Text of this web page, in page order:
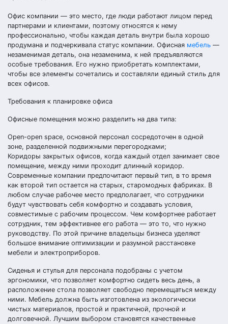
Офис компании — это место, где люди работают лицом перед
партнерами и клиентами, поэтому относятся к нему
профессионально, чтобы каждая деталь внутри была хорошо
продумана и подчеркивала статус компании. Офисная мебель —
незаменимая деталь, она незаменима, к ней предъявляются
особые требования. Его нужно приобретать комплектами,
чтобы все элементы сочетались и составляли единый стиль для
всех офисов.
Требования к планировке офиса
Офисные помещения можно разделить на два типа:
Open-open space, основной персонал сосредоточен в одной
зоне, разделенной подвижными перегородками;
Коридоры закрытых офисов, когда каждый отдел занимает свое
помещение, между ними проходит длинный коридор.
Современные компании предпочитают первый тип, в то время
как второй тип остается на старых, старомодных фабриках. В
любом случае рабочее место предполагает, что сотрудники
будут чувствовать себя комфортно и создавать условия,
совместимые с рабочим процессом. Чем комфортнее работает
сотрудник, тем эффективнее его работа — это то, что нужно
руководству. По этой причине владельцы бизнеса уделяют
большое внимание оптимизации и разумной расстановке
мебели и электроприборов.
Сиденья и стулья для персонала подобраны с учетом
эргономики, что позволяет комфортно сидеть весь день, а
расположение стола позволяет свободно перемещаться между
ними. Мебель должна быть изготовлена ​​из экологически
чистых материалов, простой и практичной, прочной и
долговечной. Лучшим выбором становятся качественные